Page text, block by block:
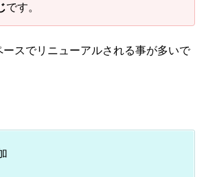
です。
スでリニューアルされる事が多いで